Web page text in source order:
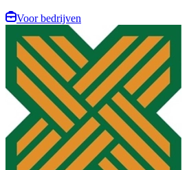
Voor bedrijven